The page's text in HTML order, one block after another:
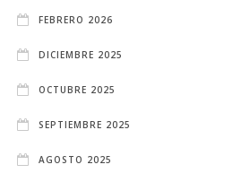
FEBRERO 2026
DICIEMBRE 2025
OCTUBRE 2025
SEPTIEMBRE 2025
AGOSTO 2025